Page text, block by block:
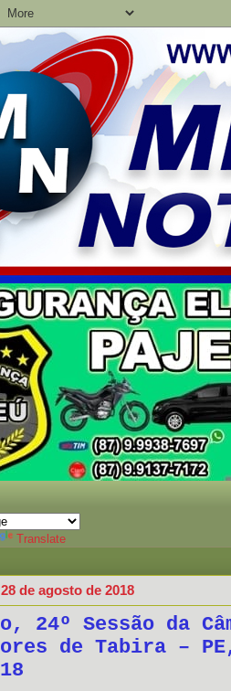
Translate
de agosto de 2018
24º Sessão da
de Tabira –